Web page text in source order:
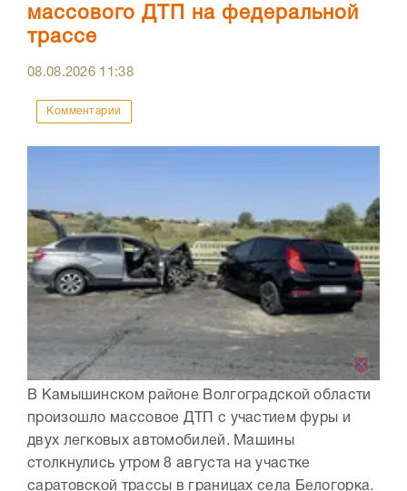
массового ДТП на федеральной
трассе
08.08.2026 11:38
Комментарии
В Камышинском районе Волгоградской области
произошло массовое ДТП с участием фуры и
двух легковых автомобилей. Машины
столкнулись утром 8 августа на участке
саратовской трассы в границах села Белогорка.